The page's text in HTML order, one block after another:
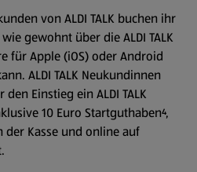
von ALDI TALK buchen ihr
gewohnt über die ALDI TALK
für Apple (iOS) oder Android
ALDI TALK Neukundinnen
Einstieg ein ALDI TALK
10 Euro Startguthaben⁴,
der Kasse und online auf